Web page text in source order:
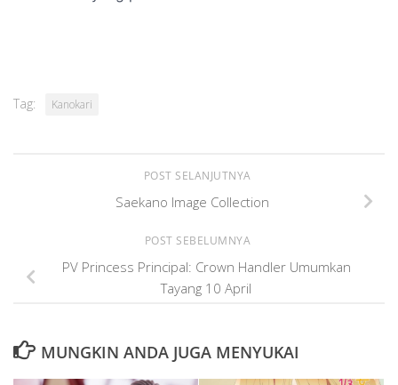
Tag: Kanokari
POST SELANJUTNYA
Saekano Image Collection
POST SEBELUMNYA
PV Princess Principal: Crown Handler Umumkan
Tayang 10 April
MUNGKIN ANDA JUGA MENYUKAI